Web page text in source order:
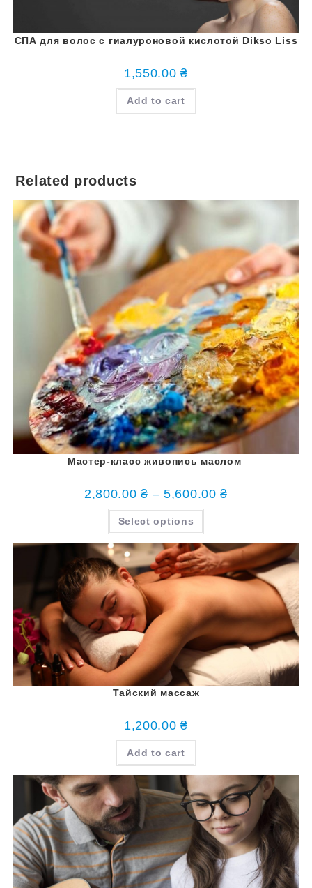
СПА для волос с гиалуроновой кислотой Dikso Liss
1,550.00₴
Add to cart
Related products
Мастер-класс живопись маслом
2,800.00₴ –5,600.00₴
Select options
Тайский массаж
1,200.00₴
Add to cart